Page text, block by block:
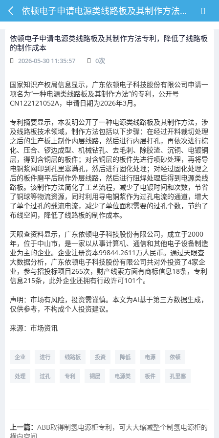
依顿电子申请电源类线路板及其制作方法专利，降低了线路板的制作成本
依顿电子申请电源类线路板及其制作方法专利，降低了线路板
的制作成本
2026-05-30 11:35:57 0次
国家知识产权局信息显示，广东依顿电子科技股份有限公司申请一
项名为“一种电源类线路板及其制作方法”的专利，公开号
CN122121052A，申请日期为2026年3月。
专利摘要显示，本发明公开了一种电源类线路板及其制作方法，涉
及线路板技术领域，制作方法包括以下步骤：在经过开料裁切处理
之后的生产板上制作内层线路，然后进行内层打孔，再依次进行棕
化、压合、锣边成型、机械钻孔、去毛刺、除胶渣、沉铜、电镀铜
层，得到含铜层的板件；对含铜层的板件先进行喷砂处理，再将导
电铜浆网印到孔里塞满孔，然后进行固化处理；对经过固化处理之
后的板件磨平后制作外层线路，然后进行阻焊处理后得到电源类线
路板。该制作方法简化了工艺流程，减少了电镀时间和次数，节省
了铜球等物流资源，同时利用导电铜浆作为过孔电流的通道，增大
了单个过孔的载流电流，减少了单位面积需要的过孔个数，节约了
布线空间，降低了线路板的制作成本。
天眼查资料显示，广东依顿电子科技股份有限公司，成立于2000
年，位于中山市，是一家以从事计算机、通信和其他电子设备制造
业为主的企业。企业注册资本99844.2611万人民币。通过天眼查
大数据分析，广东依顿电子科技股份有限公司共对外投资了4家企
业，参与招投标项目265次，财产线索方面有商标信息18条，专利
信息215条，此外企业还拥有行政许可101个。
声明：市场有风险，投资需谨慎。本文为AI基于第三方数据生成，
仅供参考，不构成个人投资建议。
来源：市场资讯
企业 进行 线路板 投资 降低 电源 依顿
处理 过孔 专利 铜层 电源类 板件 孔里塞
上一篇： ABB取得制氢电源柜专利，可大大缩减整个制氢电源柜的